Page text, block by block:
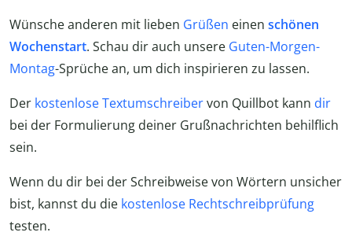
Wünsche anderen mit lieben Grüßen einen schönen
Wochenstart. Schau dir auch unsere Guten-Morgen-
Montag-Sprüche an, um dich inspirieren zu lassen.
Der kostenlose Textumschreibervon Quillbot kann dir
bei der Formulierung deiner Grußnachrichten behilflich
sein.
Wenn du dir bei der Schreibweise von Wörtern unsicher
bist, kannst du die kostenlose Rechtschreibprüfung
testen.